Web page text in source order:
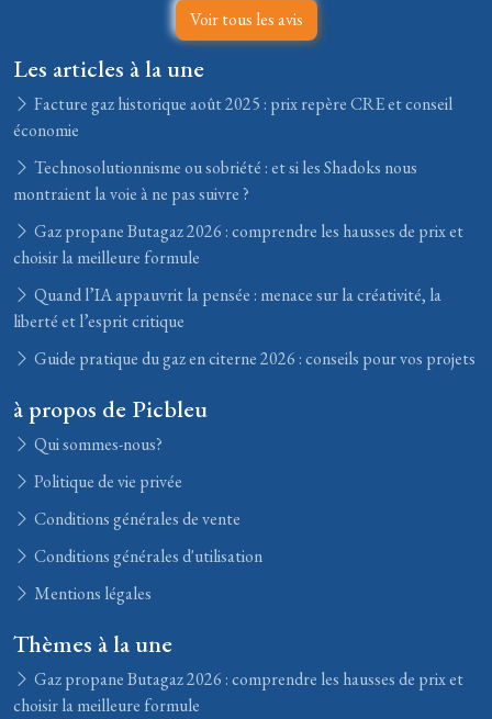
Voir tous les avis
Les articles à la une
Facture gaz historique août 2025 : prix repère CRE et conseil
économie
Technosolutionnisme ou sobriété : et si les Shadoks nous
montraient la voie à ne pas suivre ?
Gaz propane Butagaz 2026 : comprendre les hausses de prix et
choisir la meilleure formule
Quand l’IA appauvrit la pensée : menace sur la créativité, la
liberté et l’esprit critique
Guide pratique du gaz en citerne 2026 : conseils pour vos projets
à propos de Picbleu
Qui sommes-nous?
Politique de vie privée
Conditions générales de vente
Conditions générales d'utilisation
Mentions légales
Thèmes à la une
Gaz propane Butagaz 2026 : comprendre les hausses de prix et
choisir la meilleure formule